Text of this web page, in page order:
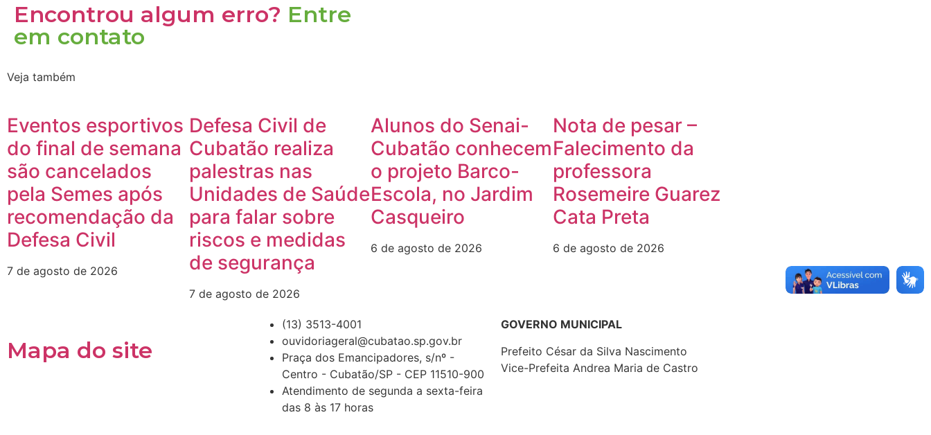
Encontrou algum erro? Entre
em contato
Veja também
Eventos esportivos
do final de semana
são cancelados
pela Semes após
recomendação da
Defesa Civil
7 de agosto de 2026
Defesa Civil de
Cubatão realiza
palestras nas
Unidades de Saúde
para falar sobre
riscos e medidas
de segurança
7 de agosto de 2026
Alunos do Senai-
Cubatão conhecem
o projeto Barco-
Escola, no Jardim
Casqueiro
6 de agosto de 2026
Nota de pesar –
Falecimento da
professora
Rosemeire Guarez
Cata Preta
6 de agosto de 2026
Mapa do site
(13) 3513-4001
ouvidoriageral@cubatao.sp.gov.br
Praça dos Emancipadores, s/nº -
Centro - Cubatão/SP - CEP 11510-900
Atendimento de segunda a sexta-feira
das 8 às 17 horas
GOVERNO MUNICIPAL
Prefeito César da Silva Nascimento
Vice-Prefeita Andrea Maria de Castro